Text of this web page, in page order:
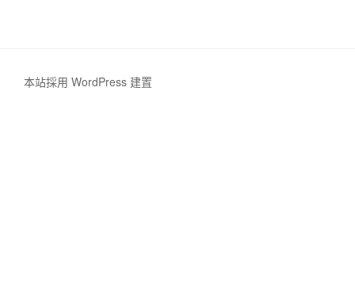
本站採用 WordPress 建置